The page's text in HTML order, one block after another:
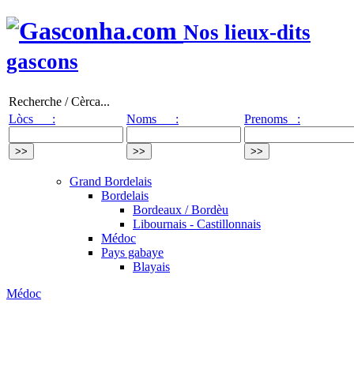
Nos lieux-dits
gascons
Recherche / Cèrca...
Lòcs :
Noms : Prenoms :
Grand Bordelais
Bordelais
Bordeaux / Bordèu
Libournais - Castillonnais
Médoc
Pays gabaye
Blayais
Médoc